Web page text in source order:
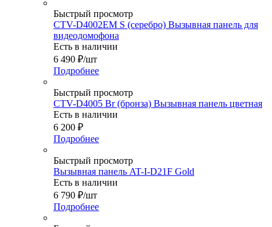
Быстрый просмотр
CTV-D4002EM S (серебро) Вызывная панель для
видеодомофона
Есть в наличии
6 490 ₽/шт
Подробнее
Быстрый просмотр
CTV-D4005 Br (бронза) Вызывная панель цветная
Есть в наличии
6 200 ₽
Подробнее
Быстрый просмотр
Вызывная панель AT-I-D21F Gold
Есть в наличии
6 790 ₽/шт
Подробнее